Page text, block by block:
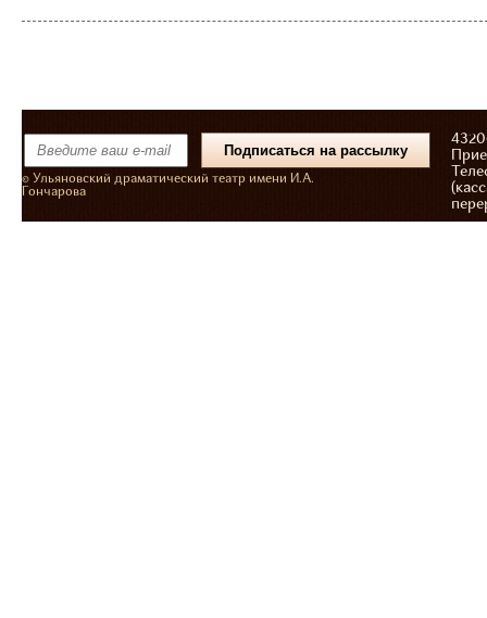
© Ульяновский драматический театр имени И.А.
Гончарова